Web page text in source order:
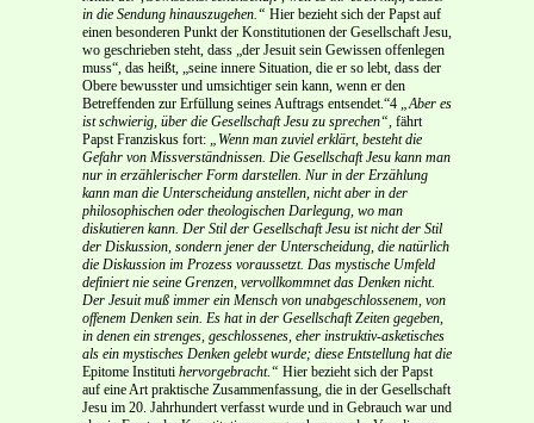
in die Sendung hinauszugehen.“ Hier bezieht sich der Papst auf
einen besonderen Punkt der Konstitutionen der Gesellschaft Jesu,
wo geschrieben steht, dass „der Jesuit sein Gewissen offenlegen
muss“, das heißt, „seine innere Situation, die er so lebt, dass der
Obere bewusster und umsichtiger sein kann, wenn er den
Betreffenden zur Erfüllung seines Auftrags entsendet.“4 „Aber es
ist schwierig, über die Gesellschaft Jesu zu sprechen“, fährt
Papst Franziskus fort: „Wenn man zuviel erklärt, besteht die
Gefahr von Missverständnissen. Die Gesellschaft Jesu kann man
nur in erzählerischer Form darstellen. Nur in der Erzählung
kann man die Unterscheidung anstellen, nicht aber in der
philosophischen oder theologischen Darlegung, wo man
diskutieren kann. Der Stil der Gesellschaft Jesu ist nicht der Stil
der Diskussion, sondern jener der Unterscheidung, die natürlich
die Diskussion im Prozess voraussetzt. Das mystische Umfeld
definiert nie seine Grenzen, vervollkommnet das Denken nicht.
Der Jesuit muß immer ein Mensch von unabgeschlossenem, von
offenem Denken sein. Es hat in der Gesellschaft Zeiten gegeben,
in denen ein strenges, geschlossenes, eher instruktiv-asketisches
als ein mystisches Denken gelebt wurde; diese Entstellung hat die
Epitome Instituti hervorgebracht.“ Hier bezieht sich der Papst
auf eine Art praktische Zusammenfassung, die in der Gesellschaft
Jesu im 20. Jahrhundert verfasst wurde und in Gebrauch war und